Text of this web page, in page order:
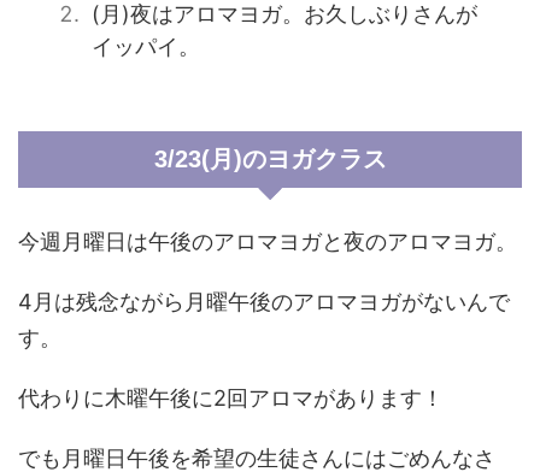
(月)夜はアロマヨガ。お久しぶりさんが
イッパイ。
3/23(月)のヨガクラス
今週月曜日は午後のアロマヨガと夜のアロマヨガ。
4月は残念ながら月曜午後のアロマヨガがないんで
す。
代わりに木曜午後に2回アロマがあります！
でも月曜日午後を希望の生徒さんにはごめんなさ